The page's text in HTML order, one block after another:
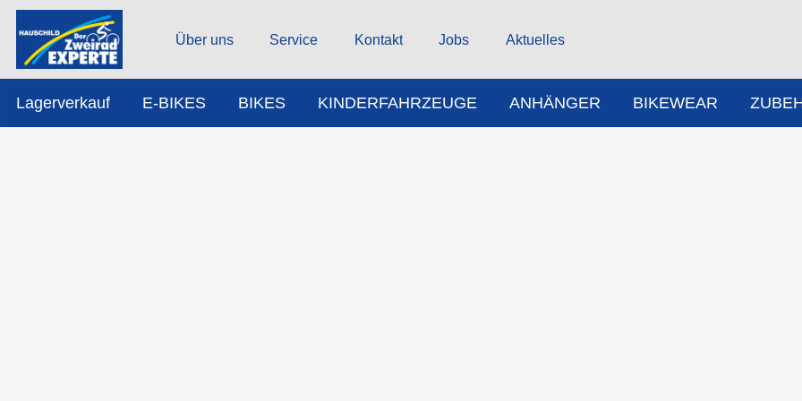
Über uns Service Kontakt Jobs Aktuelles
Lagerverkauf E-BIKES BIKES KINDERFAHRZEUGE ANHÄNGER BIKEWEAR